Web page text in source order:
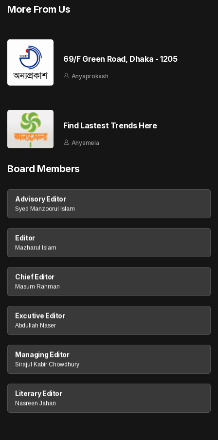
More From Us
69/F Green Road, Dhaka - 1205
Anyaprokash
Find Lastest Trends Here
Anyamela
Board Members
Advisory Editor
Syed Manzoorul Islam
Editor
Mazharul Islam
Chief Editor
Masum Rahman
Excutive Editor
Abdullah Naser
Managing Editor
Sirajul Kabir Chowdhury
Literary Editor
Nasreen Jahan